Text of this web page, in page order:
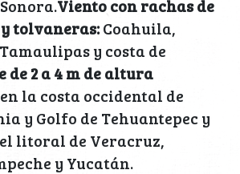
Viento con rachas de
tolvaneras:Coahuila,
y costa de
de 2 a 4 m de altura
en la costa occidental de
y Golfo de Tehuantepec y
litoral de Veracruz,
y Yucatán.